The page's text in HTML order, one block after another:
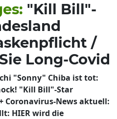
"Kill Bill"-
/
Long-Covid
"Sonny" Chiba ist tot:
"Kill Bill"-Star
Coronavirus-News aktuell:
HIER wird die